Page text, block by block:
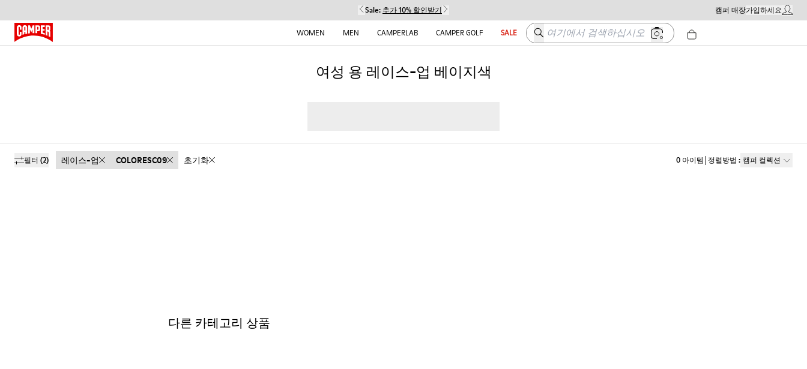
Sale: 추가 10% 할인받기 캠퍼 매장가입하세요내 계정
WOMEN
MEN CAMPERLAB CAMPER GOLF SALE 여기에서 검색하십시오
여성 용 레이스-업 베이지색
필터 (2) 레이스-업 COLORESC09 초기화 0 아이템 정렬방법 : 캠퍼 컬렉션
다른 카테고리 상품